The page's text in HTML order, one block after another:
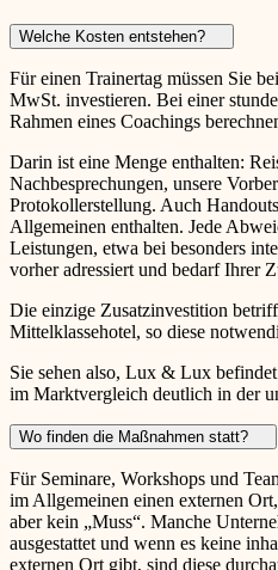
Welche Kosten entstehen?
Für einen Trainertag müssen Sie
MwSt. investieren. Bei einer
Rahmen eines Coachings
Darin ist eine Menge enthalten:
Nachbesprechungen, unsere
Protokollerstellung. Auch
Allgemeinen enthalten. Jede
Leistungen, etwa bei besonders
vorher adressiert und bedarf Ihrer
Die einzige Zusatzinvestition
Mittelklassehotel, so diese
Sie sehen also, Lux & Lux
im Marktvergleich deutlich in der
Wo finden die Maßnahmen statt?
Für Seminare, Workshops und
im Allgemeinen einen externen
aber kein „Muss“. Manche
ausgestattet und wenn es keine
externen Ort gibt, sind diese